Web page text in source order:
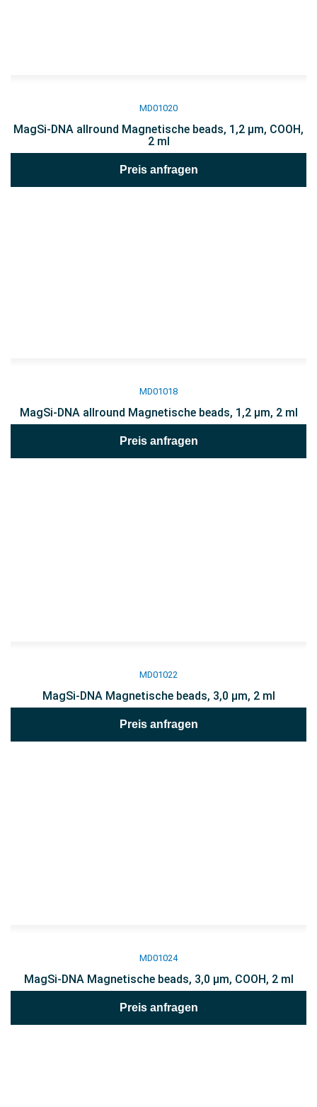
MD01020
MagSi-DNA allround Magnetische beads, 1,2 µm, COOH,
2 ml
Preis anfragen
MD01018
MagSi-DNA allround Magnetische beads, 1,2 µm, 2 ml
Preis anfragen
MD01022
MagSi-DNA Magnetische beads, 3,0 µm, 2 ml
Preis anfragen
MD01024
MagSi-DNA Magnetische beads, 3,0 µm, COOH, 2 ml
Preis anfragen